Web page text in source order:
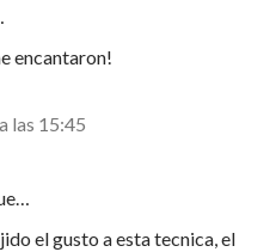
encantaron!
las 15:45
el gusto a esta tecnica, el